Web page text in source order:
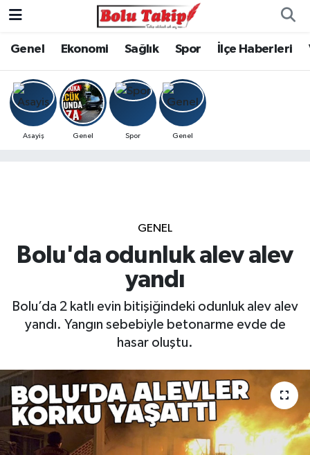
Genel Ekonomi Sağlık Spor İlçe Haberleri
Asayiş Genel Spor Genel
GENEL
Bolu'da odunluk alev alev
yandı
Bolu’da 2 katlı evin bitişiğindeki odunluk alev alev
yandı. Yangın sebebiyle betonarme evde de
hasar oluştu.